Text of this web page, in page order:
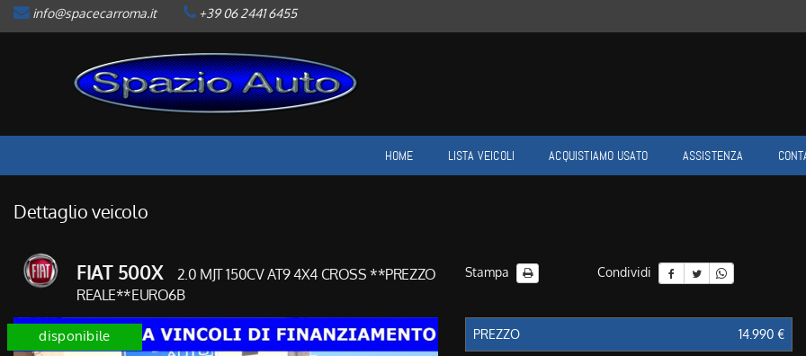
LISTA VEICOLI
NEWS
AREA COMMERCIANTI
info@spacecarroma.it +39 06 2441 6455
HOME LISTA VEICOLI ACQUISTIAMO USATO ASSISTENZA
Dettaglio veicolo
FIAT 500X
2.0 MJT 150CV AT9 4X4 CROSS **PREZZO
REALE**EURO6B
Stampa Condividi
disponibile PREZZO 14.990 €